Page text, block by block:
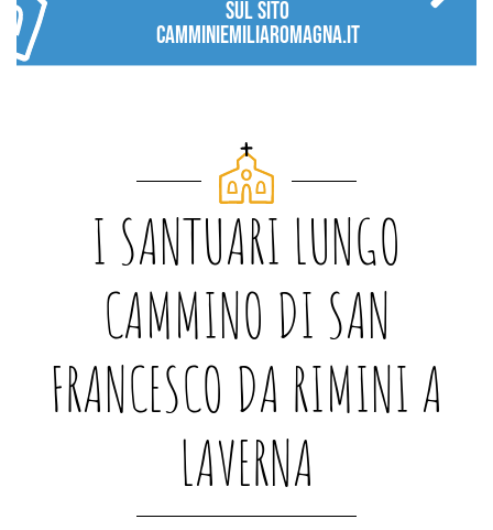
sul sito
camminiemiliaromagna.it
I SANTUARI LUNGO
CAMMINO DI SAN
FRANCESCO DA RIMINI A
LAVERNA